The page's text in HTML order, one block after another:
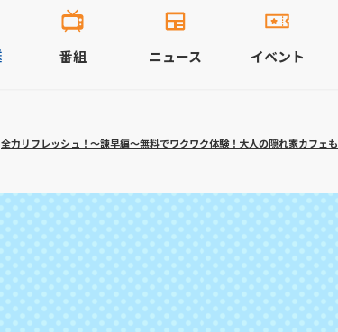
番組 ニュース イベント
全力リフレッシュ！～諫早編～無料でワクワク体験！大人の隠れ家カフェも